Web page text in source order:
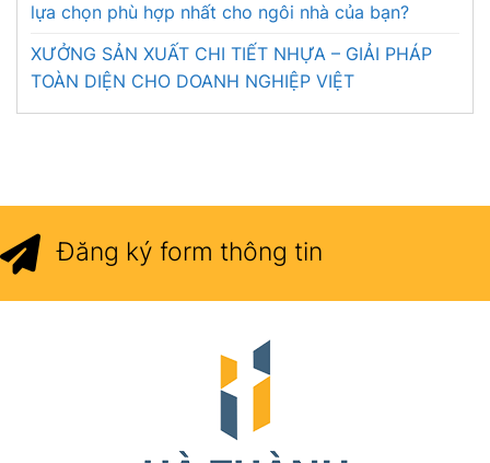
lựa chọn phù hợp nhất cho ngôi nhà của bạn?
XƯỞNG SẢN XUẤT CHI TIẾT NHỰA – GIẢI PHÁP
TOÀN DIỆN CHO DOANH NGHIỆP VIỆT
Đăng ký form thông tin